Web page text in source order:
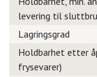
levering til
Lagringsgrad
Holdbarhet etter
frysevarer)